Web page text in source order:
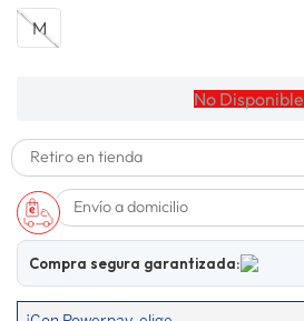
M
No Disponible
Retiro en tienda
Envío a domicilio
Compra segura garantizada: